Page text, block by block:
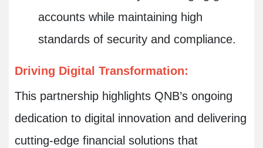
accounts while maintaining high
standards of security and compliance.
Driving Digital Transformation:
This partnership highlights QNB’s ongoing
dedication to digital innovation and delivering
cutting-edge financial solutions that